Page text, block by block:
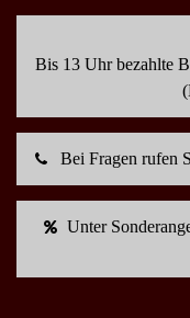
Bis 13 Uhr bezahlte
Bei Fragen rufen
Unter